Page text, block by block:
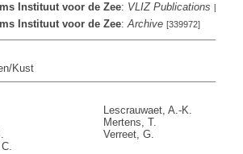
Instituut voor de Zee: VLIZ Publications
Instituut voor de Zee:Archive [339972]
Kust
Lescrauwaet, A.-K.
Mertens, T.
Verreet, G.